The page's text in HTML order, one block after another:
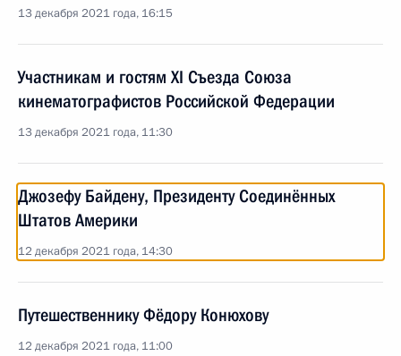
13 декабря 2021 года, 16:15
Участникам и гостям XI Съезда Союза
кинематографистов Российской Федерации
13 декабря 2021 года, 11:30
Джозефу Байдену, Президенту Соединённых
Штатов Америки
12 декабря 2021 года, 14:30
Путешественнику Фёдору Конюхову
12 декабря 2021 года, 11:00